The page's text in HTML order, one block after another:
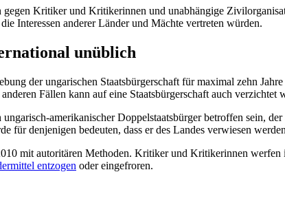
Kritiker und Kritikerinnen und unabhängige
Interessen anderer Länder und Mächte vertreten würden.
unüblich
der ungarischen Staatsbürgerschaft für maximal zehn
Fällen kann auf eine Staatsbürgerschaft auch verzichtet
amerikanischer Doppelstaatsbürger betroffen sein,
für denjenigen bedeuten, dass er des Landes verwiesen
mit autoritären Methoden. Kritiker und Kritikerinnen
entzogen oder eingefroren.